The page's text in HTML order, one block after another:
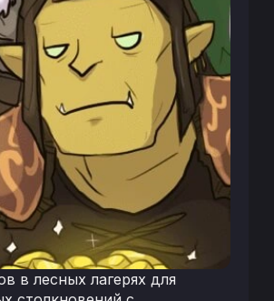
в лесных лагерях для